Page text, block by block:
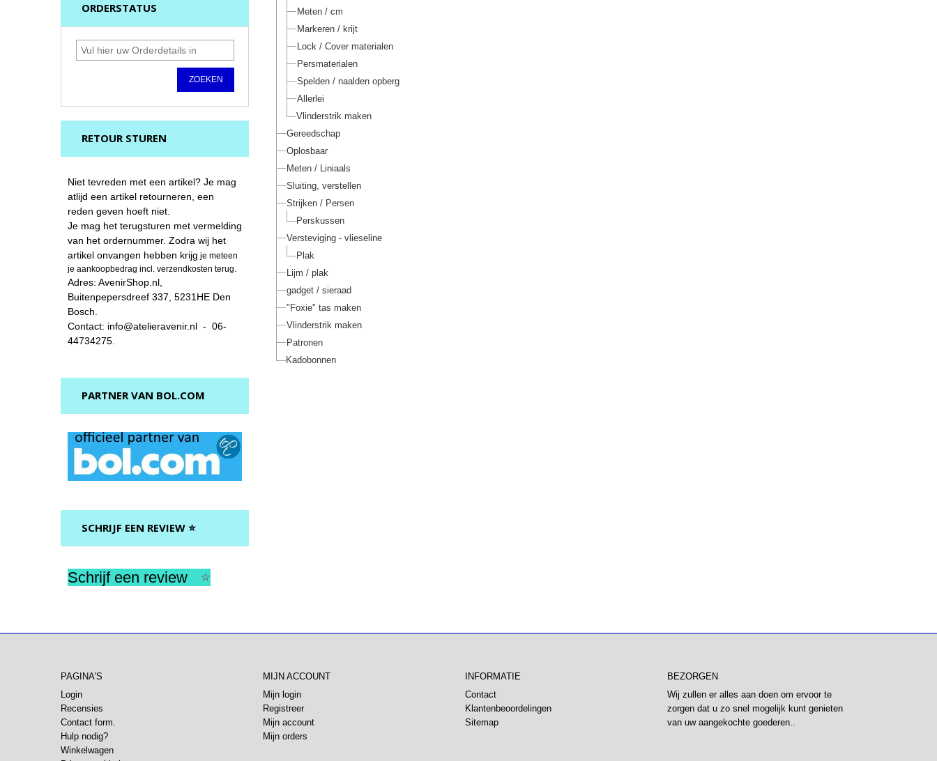
Meten / cm
Markeren / krijt
Lock / Cover materialen
Persmaterialen
Spelden / naalden opberg
Allerlei
Vlinderstrik maken
Gereedschap
Oplosbaar
Meten / Liniaals
Sluiting, verstellen
Strijken / Persen
Perskussen
Versteviging - vlieseline
Plak
Lijm / plak
gadget / sieraad
"Foxie" tas maken
Vlinderstrik maken
Patronen
Kadobonnen
ORDERSTATUS
ZOEKEN
RETOUR STUREN
Niet tevreden met een artikel? Je mag
atlijd een artikel retourneren, een
reden geven hoeft niet.
Je mag het terugsturen met vermelding
van het ordernummer. Zodra wij het
artikel onvangen hebben krijg je meteen
je aankoopbedrag incl. verzendkosten terug.
Adres: AvenirShop.nl,
Buitenpepersdreef 337, 5231HE Den
Bosch.
Contact: info@atelieravenir.nl - 06-
44734275.
PARTNER VAN BOL.COM
SCHRIJF EEN REVIEW ⭐
Schrijf een review ⭐
PAGINA'S
Login
Recensies
Contact form.
Hulp nodig?
Winkelwagen
MIJN ACCOUNT
Mijn login
Registreer
Mijn account
Mijn orders
INFORMATIE
Contact
Klantenbeoordelingen
Sitemap
BEZORGEN
Wij zullen er alles aan doen om ervoor te
zorgen dat u zo snel mogelijk kunt genieten
van uw aangekochte goederen..